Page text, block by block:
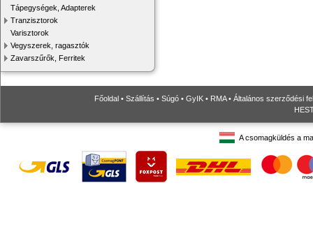
Tápegységek, Adapterek
Tranzisztorok
Varisztorok
Vegyszerek, ragasztók
Zavarszűrők, Ferritek
Főoldal • Szállítás • Súgó • GyIK • RMA• Általános szerződési
A csomagküldés a